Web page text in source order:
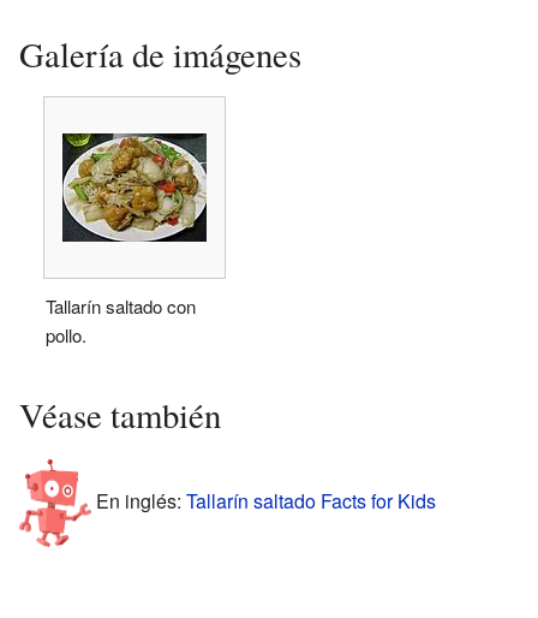
Galería de imágenes
Tallarín saltado con
pollo.
Véase también
En inglés: Tallarín saltado Facts for Kids